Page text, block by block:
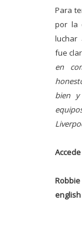
Para
por la
luchar
fue
en
bien